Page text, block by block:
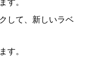
す。
して、新しいラベ
す。